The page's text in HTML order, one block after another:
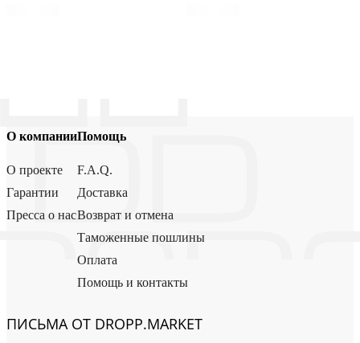
О компании
О проекте
Гарантии
Пресса о нас
Помощь
F.A.Q.
Доставка
Возврат и отмена
Таможенные пошлины
Оплата
Помощь и контакты
ПИСЬМА ОТ DROPP.MARKET